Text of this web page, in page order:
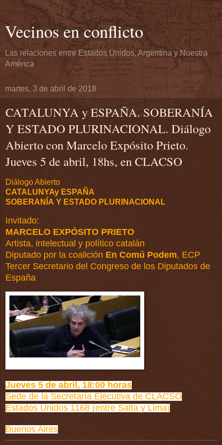
Vecinos en conflicto
Las relaciones entre Estados Unidos, Argentina y Nuestra
América
martes, 3 de abril de 2018
CATALUNYA ​y ESPAÑA​. SOBERANÍA ​​
Y ESTADO PLURINACIONAL. Diálogo
Abierto con Marcelo Expósito Prieto.
Jueves 5 de abril, 18hs, en CLACSO
Diálogo Abierto
CATALUNYA​y ESPAÑA​
SOBERANÍA Y ESTADO PLURINACIONAL
Invitado:
MARCELO EXPÓSITO PRIETO
Artista, intelectual y político catalán
Diputado por la coalición En Comú Podem, ECP
Tercer Secretario del Congreso de los Diputados de
España
Jueves 5 de abril, 18:00 horas
Sede de la Secretaría Ejecutiva de CLACSO
Estados Unidos 1168 (entre Salta y Lima)
Buenos Aires